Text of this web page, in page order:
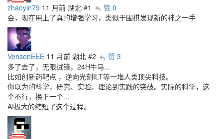
zhaoyin79 11 月前 湖北 #1
赞 0
会，现在用上了真的增强学习，类似于围棋发现新的神之一手
VensonEEE 11 月前 湖北 #2
赞 3
多了去了，无限试错，24H牛马...
比如创新药靶点 ，逆向光刻ILT等一堆人类顶尖科技。
你以为的科学，研究、实验、理论到实践的突破。实际的科学，这
个不行，换下一个...
AI极大的缩短了这个过程。